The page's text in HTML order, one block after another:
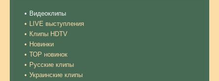
Видеоклипы
LIVE выступления
Клипы HDTV
Новинки
ТОР новинок
Русские клипы
Украинские клипы